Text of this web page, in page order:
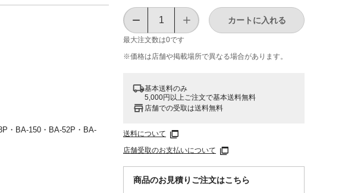
最大注文数は0です
カートに入れる
※価格は​店舗や​掲載場所で​異なる​場合が​あります。
基本送料のみ
5,000円以上ご注文で基本送料無料
店舗での受取は送料無料
送料について
店舗受取のお支払いについて
商品のお見積りご注文はこちら
・BA-150・BA-52P・BA-